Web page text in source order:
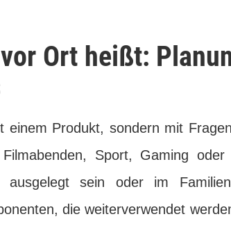
Ort heißt:
einem Produkt, sondern mit
Sport, Gaming
sein oder im
die weiterverwendet